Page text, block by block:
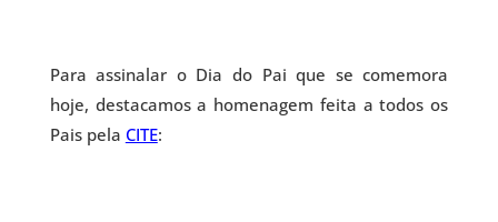
Para assinalar o Dia do Pai que se comemora
hoje, destacamos a homenagem feita a todos os
Pais pela CITE: